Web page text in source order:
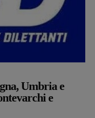
Umbria e
e